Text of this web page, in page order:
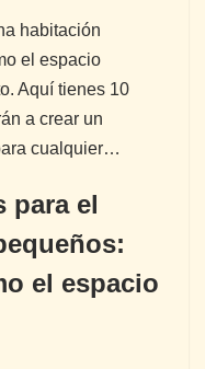
habitación
el espacio
Aquí tienes 10
a crear un
cualquier…
para el
el espacio